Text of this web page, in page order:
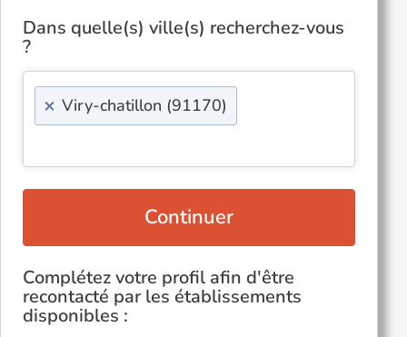
Dans quelle(s) ville(s) recherchez-vous
?
× Viry-chatillon (91170)
Continuer
Complétez votre profil afin d'être
recontacté par les établissements
disponibles :